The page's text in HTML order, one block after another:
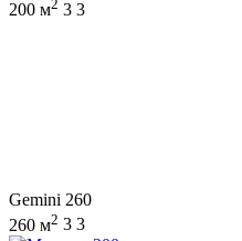
200 м2 3 3
Gemini 260
260 м2 3 3